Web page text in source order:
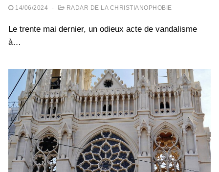
14/06/2024 - RADAR DE LA CHRISTIANOPHOBIE
Le trente mai dernier, un odieux acte de vandalisme
à…